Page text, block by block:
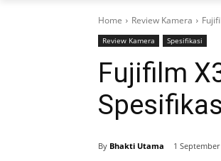
Home Review Kamera
Review Kamera Spesifikasi
Fujifilm
By Bhakti Utama 1